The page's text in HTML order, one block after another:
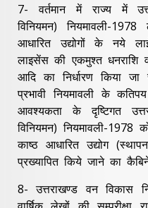
7- वर्तमान में राज्य में
विनियमन) नियमावली-
आधारित उद्योगों के नये
लाइसेंस की एकमुश्त धनराशि
आदि का निर्धारण किया जा
प्रभावी नियमावली के
आवश्यकता के दृष्टिगत
विनियमन) नियमावली-1978
काष्ठ आधारित उद्योग
प्रख्यापित किये जाने का
8- उत्तराखण्ड वन विकास